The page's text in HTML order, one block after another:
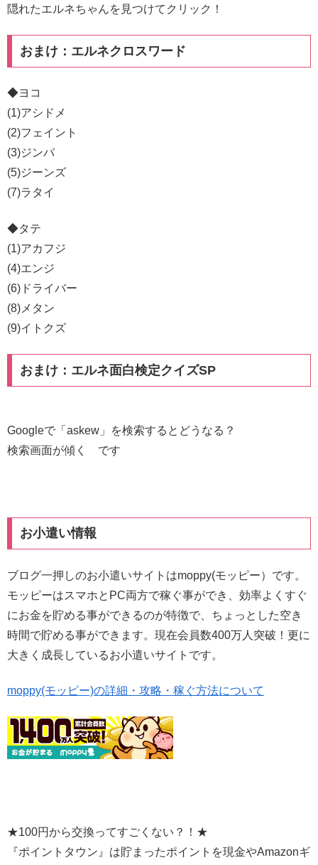
隠れたエルネちゃんを見つけてクリック！
おまけ：エルネクロスワード
◆ヨコ
(1)アシドメ
(2)フェイント
(3)ジンバ
(5)ジーンズ
(7)ラタイ
◆タテ
(1)アカフジ
(4)エンジ
(6)ドライバー
(8)メタン
(9)イトクズ
おまけ：エルネ面白検定クイズSP
Googleで「askew」を検索するとどうなる？
検索画面が傾く です
お小遣い情報
ブログ一押しのお小遣いサイトはmoppy(モッピー）です。
モッピーはスマホとPC両方で稼ぐ事ができ、効率よくすぐ
にお金を貯める事ができるのが特徴で、ちょっとした空き
時間で貯める事ができます。現在会員数400万人突破！更に
大きく成長しているお小遣いサイトです。
moppy(モッピー)の詳細・攻略・稼ぐ方法について
★100円から交換ってすごくない？！★
『ポイントタウン』は貯まったポイントを現金やAmazonギ